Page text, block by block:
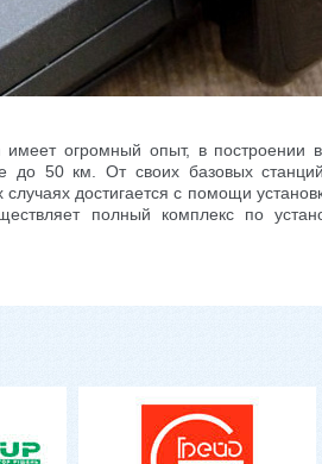
огромный опыт, в построении
до 50 км. От своих базовых
случаях достигается с помощи
полный комплекс по